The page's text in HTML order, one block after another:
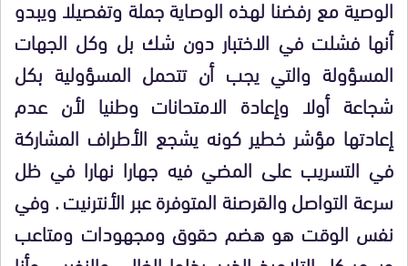
الوصية مع رفضنا لهذه الوصاية جملة وتفصيلا ويبدو
أنها فشلت في الاختبار دون شك بل وكل الجهات
المسؤولة والتي يجب أن تتحمل المسؤولية بكل
شجاعة أولا وإعادة الامتحانات وطنيا لأن عدم
إعادتها مؤشر خطير كونه يشجع الأطراف المشاركة
في التسريب على المضي فيه جهارا نهارا في ظل
سرعة التواصل والقرصنة المتوفرة عبر الأنترنيت . وفي
نفس الوقت هو هضم حقوق ومجهودات ومتاعب